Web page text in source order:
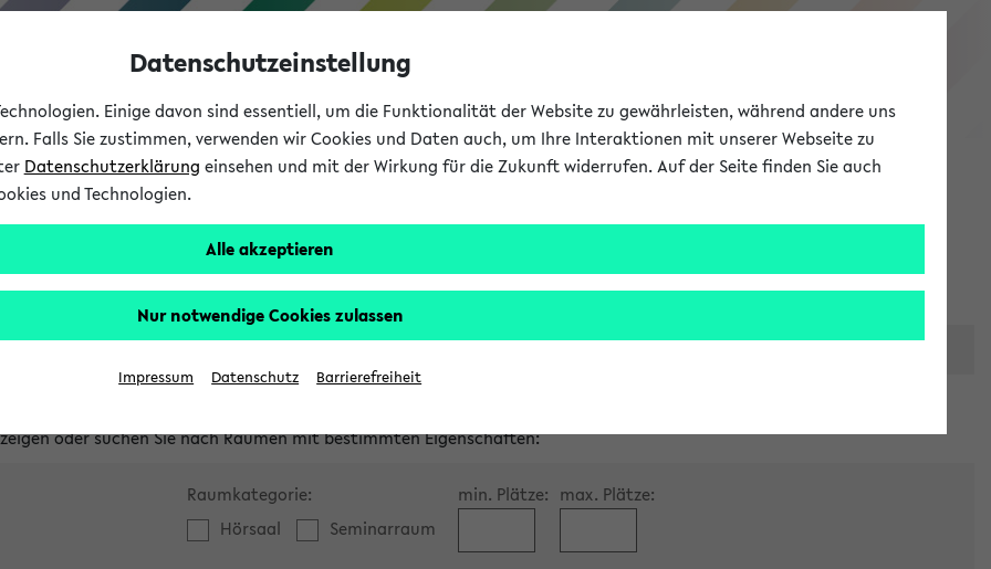
eKVV
Studium
Räume
oder suchen Sie nach Räumen mit bestimmten Eigenschaften:
Raumkategorie:
Hörsaal
Seminarraum
min. Plätze: max. Plätze:
Datenschutzeinstellung
Einige davon sind essentiell, um die Funktionalität der Website zu gewährleisten, während andere uns
Falls Sie zustimmen, verwenden wir Cookies und Daten auch, um Ihre Interaktionen mit unserer Webseite zu
Datenschutzerklärung einsehen und mit der Wirkung für die Zukunft widerrufen. Auf der Seite finden Sie auch
und Technologien.
Alle akzeptieren
Nur notwendige Cookies zulassen
Impressum Datenschutz Barrierefreiheit